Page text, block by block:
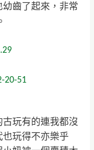
齒了起來，非常
玩有的連我都沒
也玩得不亦樂乎